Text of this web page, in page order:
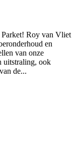
Roy van Vliet
en
van onze
uitstraling, ook
de...